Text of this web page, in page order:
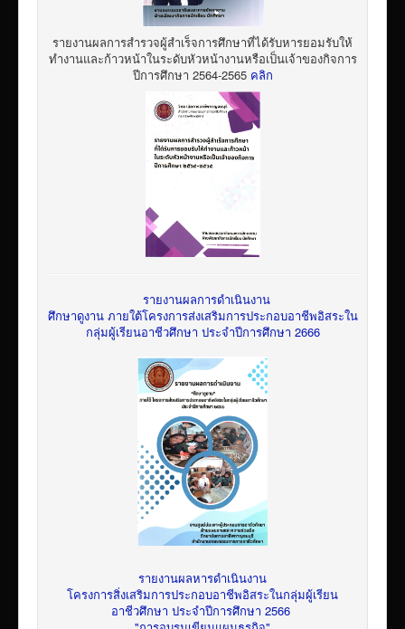
รายงานผลการสำรวจผู้สำเร็จการศึกษาที่ได้รับหารยอมรับให้
ทำงานและก้าวหน้าในระดับหัวหน้างานหรือเป็นเจ้าของกิจการ
ปีการศึกษา 2564-2565 คลิก
รายงานผลการดำเนินงาน
ศึกษาดูงาน ภายใต้โครงการส่งเสริมการประกอบอาชีพอิสระใน
กลุ่มผู้เรียนอาชีวศึกษา ประจำปีการศึกษา 2666
รายงานผลหารดำเนินงาน
โครงการสิ่งเสริมการประกอบอาชีพอิสระในกลุ่มผู้เรียน
อาชีวศึกษา ประจำปีการศึกษา 2566